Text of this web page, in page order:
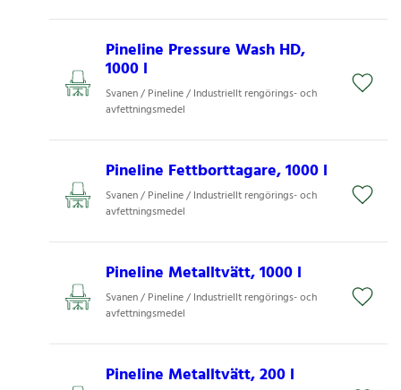
Pineline Pressure Wash HD,
1000 l
Svanen / Pineline / Industriellt rengörings- och
avfettningsmedel
Pineline Fettborttagare, 1000 l
Svanen / Pineline / Industriellt rengörings- och
avfettningsmedel
Pineline Metalltvätt, 1000 l
Svanen / Pineline / Industriellt rengörings- och
avfettningsmedel
Pineline Metalltvätt, 200 l